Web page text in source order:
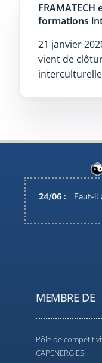
formations
21 janvier
vient de
24/06 : Faut-il
MEMBRE DE
Pôle de
CAPENERGIES